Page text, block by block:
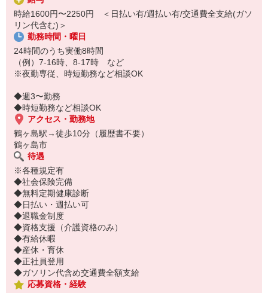
しっかりとしたサポート体制あり！
分からないことは何でも気軽に聞ける環境です◎
＜ｐoint＞
シフト多数あり♪
「日勤のみ」「平日だけ」など
お気軽にご相談ください
時給1600円〜2250円 ＜日払い有/週払い有/交通費全支給(ガソ
リン代含む)＞
勤務時間・曜日
24時間のうち実働8時間
（例）7-16時、8-17時 など
※夜勤専従、時短勤務など相談OK
◆週3〜勤務
◆時短勤務など相談OK
アクセス・勤務地
鶴ヶ島駅→徒歩10分（履歴書不要）
鶴ヶ島市
待遇
※各種規定有
◆社会保険完備
◆無料定期健康診断
◆日払い・週払い可
◆退職金制度
◆資格支援（介護資格のみ）
◆有給休暇
◆産休・育休
◆正社員登用
◆ガソリン代含め交通費全額支給
応募資格・経験